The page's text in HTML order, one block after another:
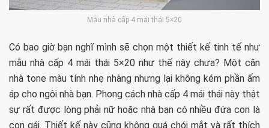
Mẫu nhà cấp 4 mái thái 5×20
Có bao giờ bạn nghĩ mình sẽ chọn một thiết kế tinh tế như
mẫu nhà cấp 4 mái thái 5×20 như thế này chưa? Một căn
nhà tone màu tính nhẹ nhàng nhưng lại không kém phần ấm
áp cho ngôi nhà bạn. Phong cách nhà cấp 4 mái thái này thật
sự rất được lòng phải nữ hoặc nhà bạn có nhiều đứa con là
con gái. Thiết kế này cũng không quá chói mắt và rất thích